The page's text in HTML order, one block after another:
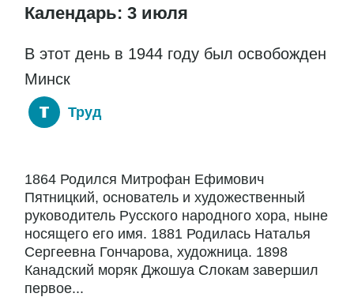
Календарь: 3 июля
В этот день в 1944 году был освобожден
Минск
Труд
1864 Родился Митрофан Ефимович
Пятницкий, основатель и художественный
руководитель Русского народного хора, ныне
носящего его имя. 1881 Родилась Наталья
Сергеевна Гончарова, художница. 1898
Канадский моряк Джошуа Слокам завершил
первое...